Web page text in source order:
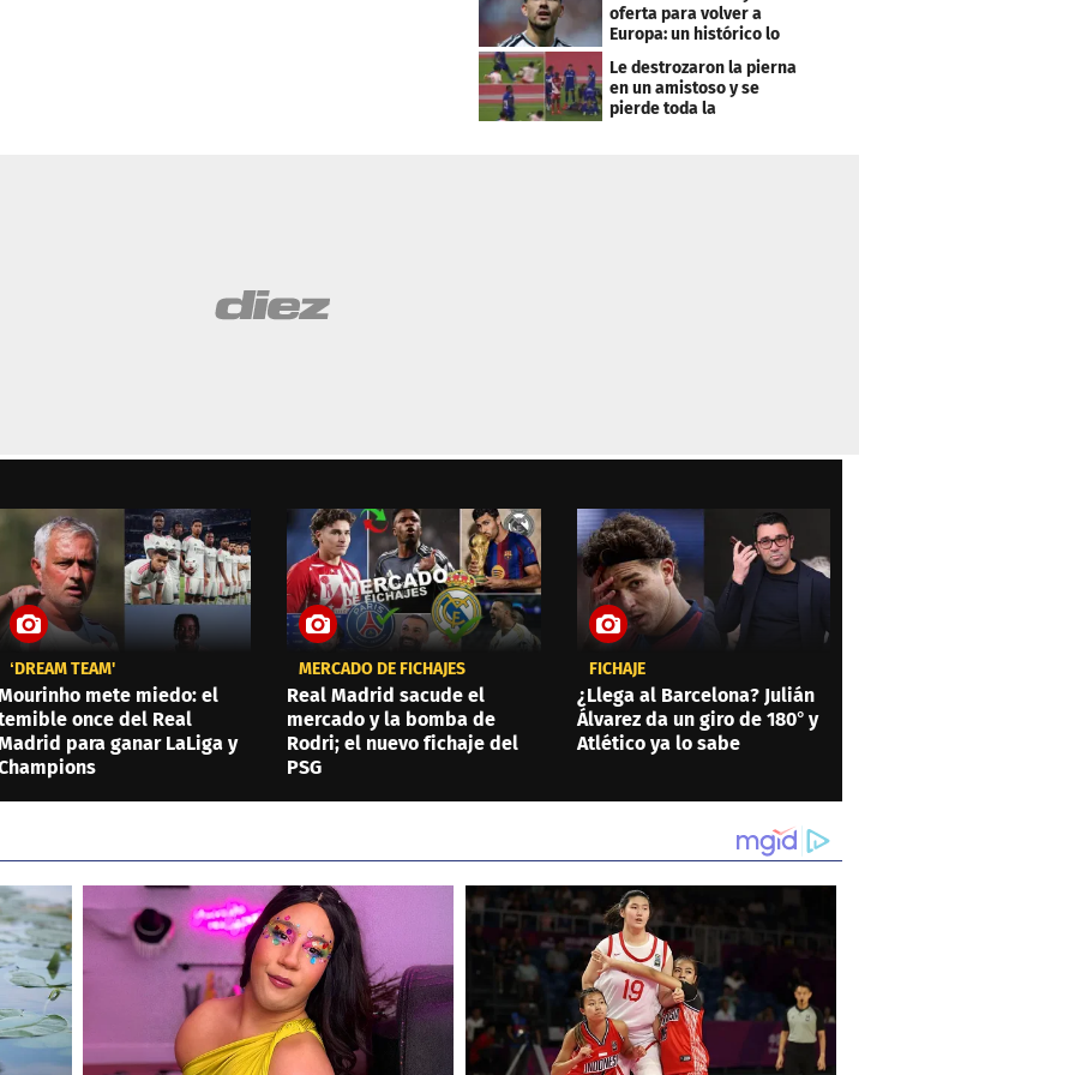
oferta para volver a
Europa: un histórico lo
Le destrozaron la pierna
en un amistoso y se
pierde toda la
‘DREAM TEAM'
mete miedo: el
once del Real
para ganar LaLiga y
MERCADO DE FICHAJES
Real Madrid sacude el
mercado y la bomba de
Rodri; el nuevo fichaje del
PSG
FICHAJE
¿Llega al Barcelona? Julián
Álvarez da un giro de 180° y
Atlético ya lo sabe